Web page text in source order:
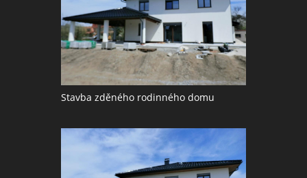
Stavba zděného rodinného domu